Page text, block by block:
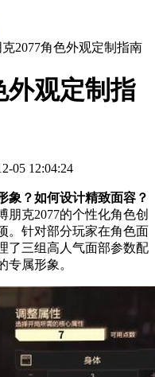
2077角色外观定制指南
外观定制指
05 12:04:24
象？如何设计精致面容？
朋克2077的个性化角色创
。针对部分玩家在角色面
了三组高人气面部参数配
专属形象。